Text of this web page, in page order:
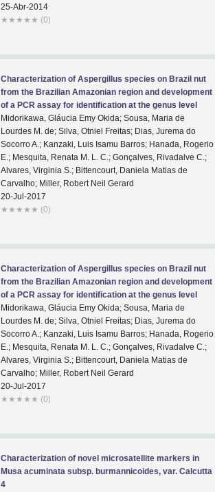
25-Abr-2014
★ ★ ★ ★ ★ (0)
Characterization of Aspergillus species on Brazil nut
from the Brazilian Amazonian region and development
of a PCR assay for identification at the genus level
Midorikawa, Gláucia Emy Okida; Sousa, Maria de
Lourdes M. de; Silva, Otniel Freitas; Dias, Jurema do
Socorro A.; Kanzaki, Luis Isamu Barros; Hanada, Rogerio
E.; Mesquita, Renata M. L. C.; Gonçalves, Rivadalve C.;
Alvares, Virginia S.; Bittencourt, Daniela Matias de
Carvalho; Miller, Robert Neil Gerard
20-Jul-2017
★ ★ ★ ★ ★ (0)
Characterization of Aspergillus species on Brazil nut
from the Brazilian Amazonian region and development
of a PCR assay for identification at the genus level
Midorikawa, Gláucia Emy Okida; Sousa, Maria de
Lourdes M. de; Silva, Otniel Freitas; Dias, Jurema do
Socorro A.; Kanzaki, Luis Isamu Barros; Hanada, Rogerio
E.; Mesquita, Renata M. L. C.; Gonçalves, Rivadalve C.;
Alvares, Virginia S.; Bittencourt, Daniela Matias de
Carvalho; Miller, Robert Neil Gerard
20-Jul-2017
★ ★ ★ ★ ★ (0)
Characterization of novel microsatellite markers in
Musa acuminata subsp. burmannicoides, var. Calcutta
4